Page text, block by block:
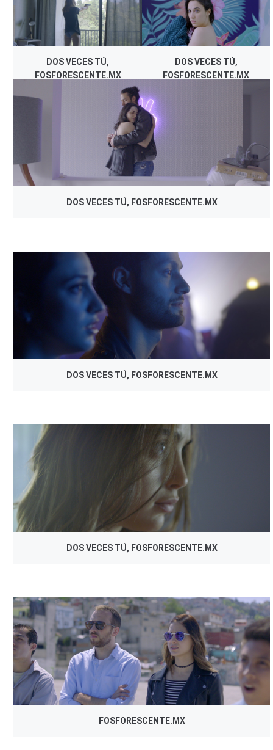
DOS VECES TÚ,
FOSFORESCENTE.MX
DOS VECES TÚ,
FOSFORESCENTE.MX
DOS VECES TÚ, FOSFORESCENTE.MX
DOS VECES TÚ, FOSFORESCENTE.MX
DOS VECES TÚ, FOSFORESCENTE.MX
FOSFORESCENTE.MX